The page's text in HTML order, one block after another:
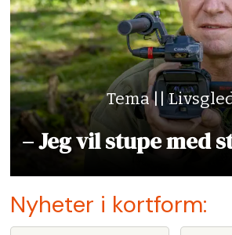
Tema ||
– Jeg vil stupe med
Nyheter i kortform: